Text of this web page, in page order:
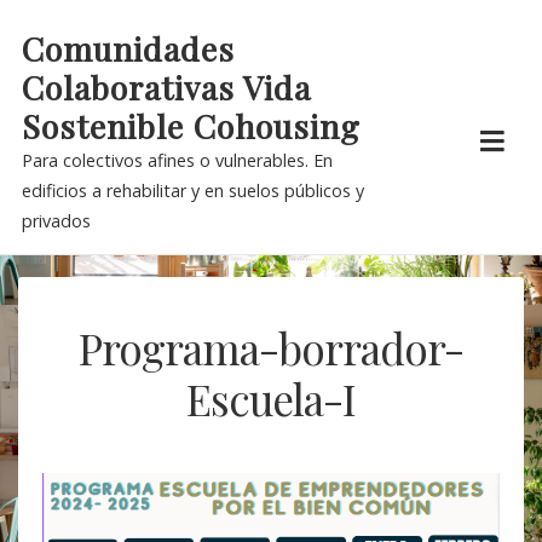
content
Comunidades
Colaborativas Vida
Sostenible Cohousing
Para colectivos afines o vulnerables. En
edificios a rehabilitar y en suelos públicos y
privados
Programa-borrador-
Escuela-I